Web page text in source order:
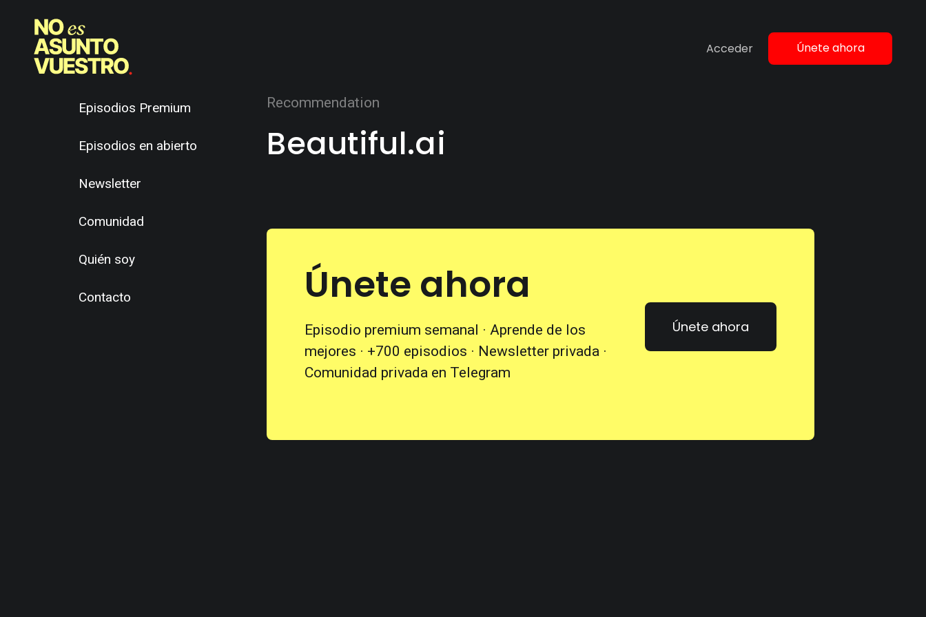
Acceder Únete ahora
Episodios Premium
Episodios en abierto
Newsletter
Comunidad
Quién soy
Contacto
Recommendation
Beautiful.ai
Únete ahora
Episodio premium semanal · Aprende de los
mejores · +700 episodios · Newsletter privada ·
Comunidad privada en Telegram
Únete ahora